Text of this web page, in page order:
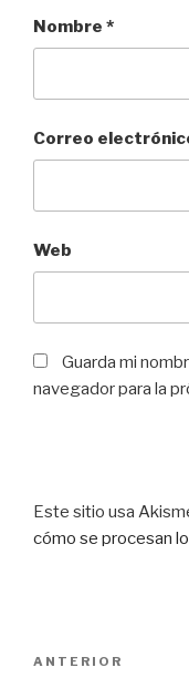
Nombre *
Correo
Web
Guarda mi
navegador para la
Este sitio usa
cómo se procesan
Entrada
ANTERIOR